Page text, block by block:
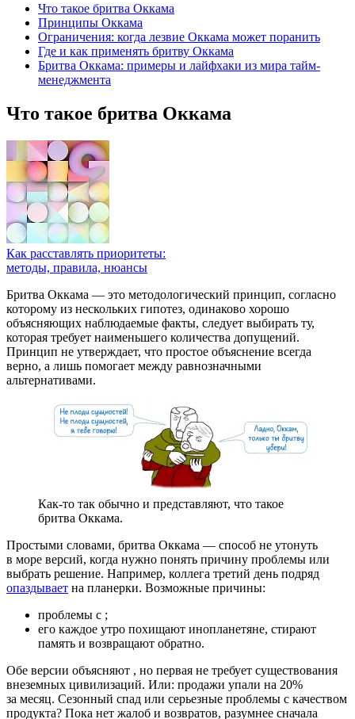
Что такое бритва Оккама
Принципы Оккама
Ограничения: когда лезвие Оккама может поранить
Где и как применять бритву Оккама
Бритва Оккама: примеры и лайфхаки из мира тайм-
менеджмента
Что такое бритва Оккама
Как расставлять приоритеты:
методы, правила, нюансы
Бритва Оккама — это методологический принцип, согласно
которому из нескольких гипотез, одинаково хорошо
объясняющих наблюдаемые факты, следует выбирать ту,
которая требует наименьшего количества допущений.
Принцип не утверждает, что простое объяснение всегда
верно, а лишь помогает между равнозначными
альтернативами.
Как-то так обычно и представляют, что такое
бритва Оккама.
Простыми словами, бритва Оккама — способ не утонуть
в море версий, когда нужно понять причину проблемы или
выбрать решение. Например, коллега третий день подряд
опаздывает на планерки. Возможные причины:
проблемы с ;
его каждое утро похищают инопланетяне, стирают
память и возвращают обратно.
Обе версии объясняют , но первая не требует существования
внеземных цивилизаций. Или: продажи упали на 20%
за месяц. Сезонный спад или серьезные проблемы с качеством
продукта? Пока нет жалоб и возвратов, разумнее сначала